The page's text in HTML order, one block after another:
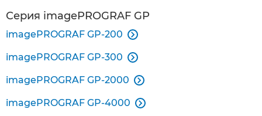
Серия imagePROGRAF GP
imagePROGRAF GP-200 
imagePROGRAF GP-300 
imagePROGRAF GP-2000 
imagePROGRAF GP-4000 